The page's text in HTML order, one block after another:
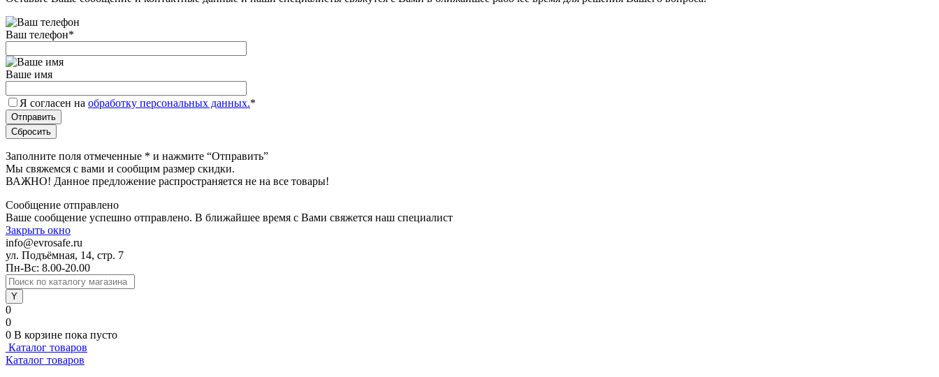
Ваш телефон*
Ваше имя
Я согласен на обработку персональных данных.*
Заполните поля отмеченные * и нажмите “Отправить”
Мы свяжемся с вами и сообщим размер скидки.
ВАЖНО! Данное предложение распространяется не на все товары!
Сообщение отправлено
Ваше сообщение успешно отправлено. В ближайшее время с Вами свяжется наш специалист
Закрыть окно
info@evrosafe.ru
ул. Подъёмная, 14, стр. 7
Пн-Вс: 8.00-20.00
0
0
0 В корзине пока пусто
Каталог товаров
Каталог товаров